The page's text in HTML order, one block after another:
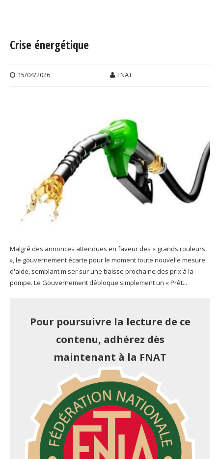
Crise énergétique
15/04/2026 FNAT
Malgré des annonces attendues en faveur des « grands rouleurs
», le gouvernement écarte pour le moment toute nouvelle mesure
d'aide, semblant miser sur une baisse prochaine des prix à la
pompe. Le Gouvernement débloque simplement un « Prêt...
Pour poursuivre la lecture de ce
contenu, adhérez dès
maintenant à la FNAT